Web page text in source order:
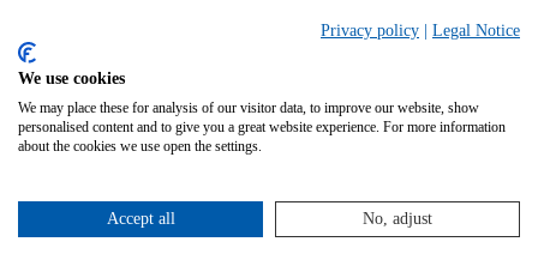
Über uns
Unternehmen
Presse
Service
Privacy policy Legal Notice
We use cookies
We may place these for analysis of our visitor data, to improve our website, show
personalised content and to give you a great website experience. For more information
about the cookies we use open the settings.
Accept all No, adjust